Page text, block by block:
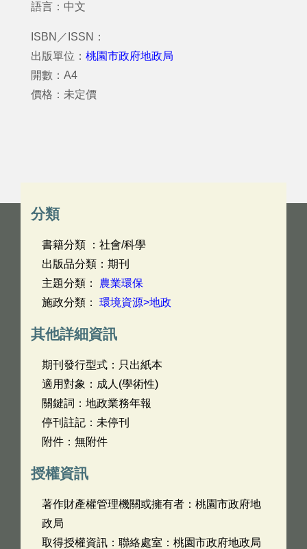
語言：中文
ISBN／ISSN：
出版單位： 桃園市政府地政局
開數：A4
價格：未定價
分類
書籍分類 ：社會/科學
出版品分類：期刊
主題分類： 農業環保
施政分類： 環境資源>地政
其他詳細資訊
期刊發行型式：只出紙本
適用對象：成人(學術性)
關鍵詞：地政業務年報
停刊註記：未停刊
附件：無附件
授權資訊
著作財產權管理機關或擁有者：桃園市政府地
政局
取得授權資訊：聯絡處室：桃園市政府地政局